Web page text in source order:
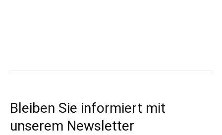
Bleiben Sie informiert mit
unserem Newsletter